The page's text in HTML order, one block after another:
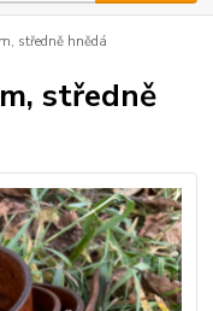
středně hnědá
středně